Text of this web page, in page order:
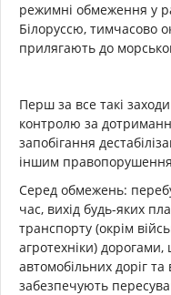
режимні обмеження у
Білоруссю, тимчасово
прилягають до
Перш за все такі
контролю за
запобігання
іншим
Серед обмежень:
час, вихід будь-яких
транспорту (окрім
агротехніки) дорогами,
автомобільних доріг
забезпечують